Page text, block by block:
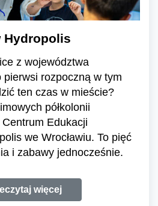
Hydropolis
z województwa
rozpoczną w tym
ten czas w mieście?
półkolonii
Centrum Edukacji
we Wrocławiu. To pięć
i zabawy jednocześnie.
więcej